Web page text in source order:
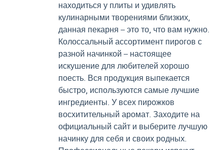
находиться у плиты и удивлять
кулинарными творениями близких,
данная пекарня – это то, что вам нужно.
Колоссальный ассортимент пирогов с
разной начинкой – настоящее
искушение для любителей хорошо
поесть. Вся продукция выпекается
быстро, используются самые лучшие
ингредиенты. У всех пирожков
восхитительный аромат. Заходите на
официальный сайт и выберите лучшую
начинку для себя и своих родных.